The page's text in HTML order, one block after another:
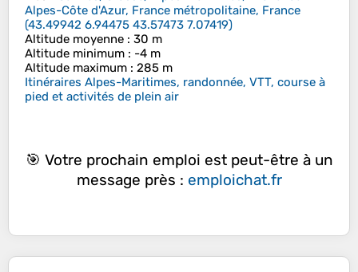
Alpes-Côte d'Azur, France métropolitaine, France
(43.49942 6.94475 43.57473 7.07419)
Altitude moyenne : 30 m
Altitude minimum : -4 m
Altitude maximum : 285 m
Itinéraires Alpes-Maritimes, randonnée, VTT, course à
pied et activités de plein air
🎯 Votre prochain emploi est peut-être à un
message près : emploichat.fr